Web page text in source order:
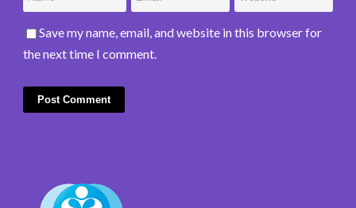
Save my name, email, and website in this browser for
the next time I comment.